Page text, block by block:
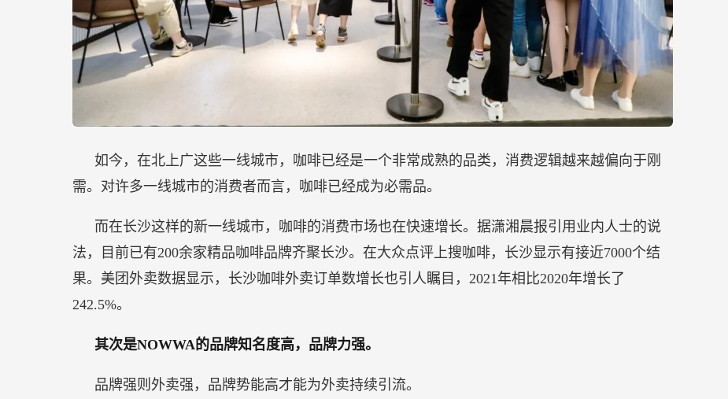
如今，在北上广这些一线城市，咖啡已经是一个非常成熟的品类，消费逻辑越来越偏向于刚
需。对许多一线城市的消费者而言，咖啡已经成为必需品。
而在长沙这样的新一线城市，咖啡的消费市场也在快速增长。据潇湘晨报引用业内人士的说
法，目前已有200余家精品咖啡品牌齐聚长沙。在大众点评上搜咖啡，长沙显示有接近7000个结
果。美团外卖数据显示，长沙咖啡外卖订单数增长也引人瞩目，2021年相比2020年增长了
242.5%。
其次是NOWWA的品牌知名度高，品牌力强。
品牌强则外卖强，品牌势能高才能为外卖持续引流。